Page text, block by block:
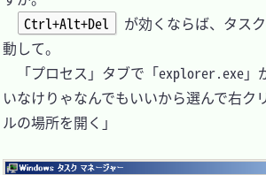
Ctrl+Alt+Del
が効くならば、タス
動して。
「プロセス」タブで「explorer.exe」
いなけりゃなんでもいいから選んで右
ルの場所を開く」